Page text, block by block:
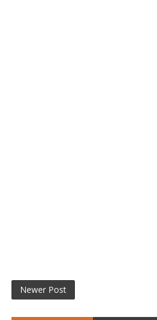
Newer Post